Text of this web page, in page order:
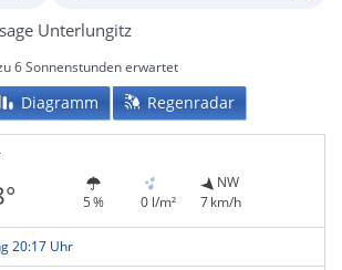
Unterlungitz
6 Sonnenstunden erwartet
Diagramm Regenradar
5 % 0 l/m²
NW
7 km/h
20:17 Uhr